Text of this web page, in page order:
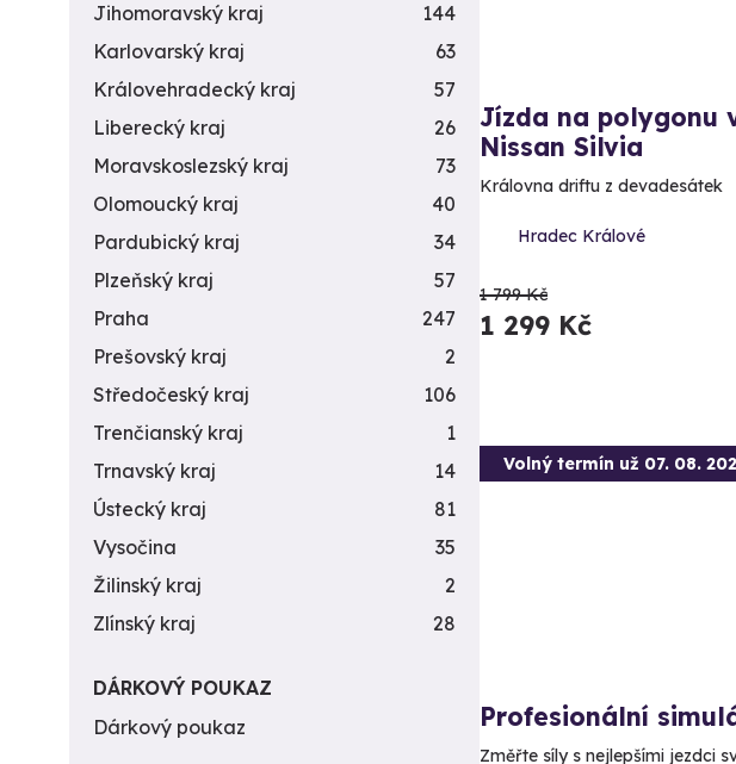
Jízda na polygonu
Nissan Silvia
Královna driftu z devadesátek
Hradec Králové
1 799 Kč
1 299 Kč
Volný termín už 07. 08.
Profesionální
Změřte síly s nejlepšími jezdci
Jihomoravský kraj
144
Karlovarský kraj
63
Královehradecký kraj
57
Liberecký kraj
26
Moravskoslezský kraj
73
Olomoucký kraj
40
Pardubický kraj
34
Plzeňský kraj
57
Praha
247
Prešovský kraj
2
Středočeský kraj
106
Trenčianský kraj
1
Trnavský kraj
14
Ústecký kraj
81
Vysočina
35
Žilinský kraj
2
Zlínský kraj
28
DÁRKOVÝ POUKAZ
Dárkový poukaz